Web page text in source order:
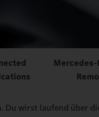
Du wirst laufend über